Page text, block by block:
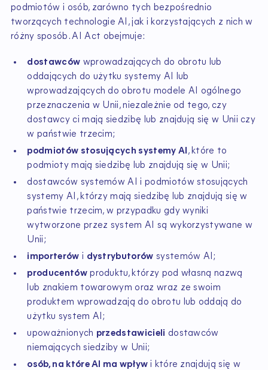
podmiotów i osób, zarówno tych bezpośrednio
tworzących technologie AI, jak i korzystających z nich w
różny sposób. AI Act obejmuje:
dostawców wprowadzających do obrotu lub
oddających do użytku systemy AI lub
wprowadzających do obrotu modele AI ogólnego
przeznaczenia w Unii, niezależnie od tego, czy
dostawcy ci mają siedzibę lub znajdują się w Unii czy
w państwie trzecim;
podmiotów stosujących systemy AI , które to
podmioty mają siedzibę lub znajdują się w Unii;
dostawców systemów AI i podmiotów stosujących
systemy AI, którzy mają siedzibę lub znajdują się w
państwie trzecim, w przypadku gdy wyniki
wytworzone przez system AI są wykorzystywane w
Unii;
importerów i dystrybutorów systemów AI;
producentówproduktu, którzy pod własną nazwą
lub znakiem towarowym oraz wraz ze swoim
produktem wprowadzają do obrotu lub oddają do
użytku system AI;
upoważnionych przedstawicieli dostawców
niemających siedziby w Unii;
osób, na które AI ma wpływ i które znajdują się w